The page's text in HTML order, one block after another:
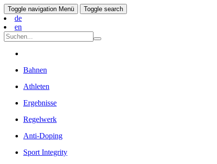
Toggle navigation Menü Toggle search
de
en
Bahnen
Athleten
Ergebnisse
Regelwerk
Anti-Doping
Sport Integrity